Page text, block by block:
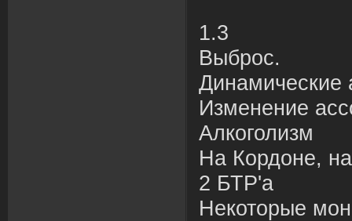
1.3
Выброс.
Динамические
Изменение
Алкоголизм
На Кордоне,
2 БТР'а
Некоторые